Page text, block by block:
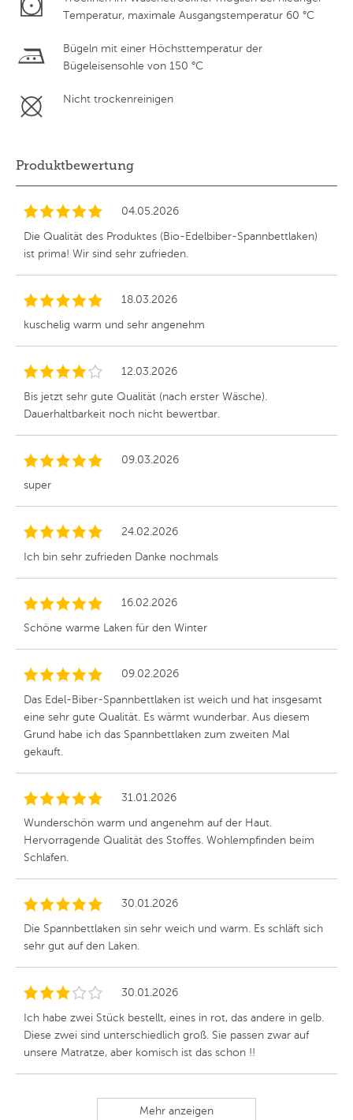
Temperatur, maximale Ausgangstemperatur 60 °C
Bügeln mit einer Höchsttemperatur der
Bügeleisensohle von 150 °C
Nicht trockenreinigen
Produktbewertung
04.05.2026
Die Qualität des Produktes (Bio-Edelbiber-Spannbettlaken)
ist prima! Wir sind sehr zufrieden.
18.03.2026
kuschelig warm und sehr angenehm
12.03.2026
Bis jetzt sehr gute Qualität (nach erster Wäsche).
Dauerhaltbarkeit noch nicht bewertbar.
09.03.2026
super
24.02.2026
Ich bin sehr zufrieden Danke nochmals
16.02.2026
Schöne warme Laken für den Winter
09.02.2026
Das Edel-Biber-Spannbettlaken ist weich und hat insgesamt
eine sehr gute Qualität. Es wärmt wunderbar. Aus diesem
Grund habe ich das Spannbettlaken zum zweiten Mal
gekauft.
31.01.2026
Wunderschön warm und angenehm auf der Haut.
Hervorragende Qualität des Stoffes. Wohlempfinden beim
Schlafen.
30.01.2026
Die Spannbettlaken sin sehr weich und warm. Es schläft sich
sehr gut auf den Laken.
30.01.2026
Ich habe zwei Stück bestellt, eines in rot, das andere in gelb.
Diese zwei sind unterschiedlich groß. Sie passen zwar auf
unsere Matratze, aber komisch ist das schon !!
Mehr anzeigen